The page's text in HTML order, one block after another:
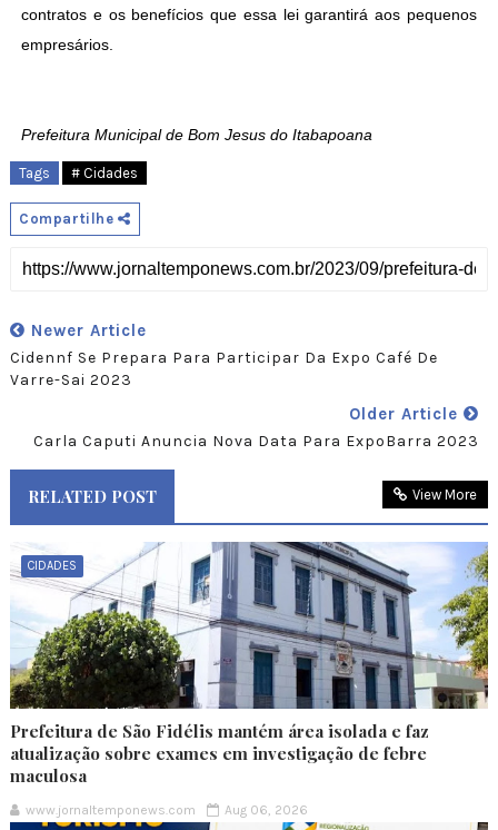
contratos e os benefícios que essa lei garantirá aos pequenos
empresários.
Prefeitura Municipal de Bom Jesus do Itabapoana
Tags # Cidades
Compartilhe
Newer Article
Cidennf Se Prepara Para Participar Da Expo Café De
Varre-Sai 2023
Older Article
Carla Caputi Anuncia Nova Data Para ExpoBarra 2023
RELATED POST View More
CIDADES
Prefeitura de São Fidélis mantém área isolada e faz
atualização sobre exames em investigação de febre
maculosa
www.jornaltemponews.com Aug 06, 2026